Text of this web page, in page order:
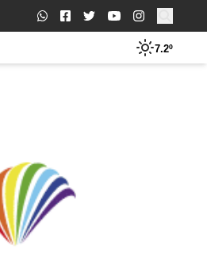
Buscar:
7.2º